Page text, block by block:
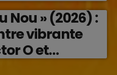
Nou » (2026) :
vibrante
O et